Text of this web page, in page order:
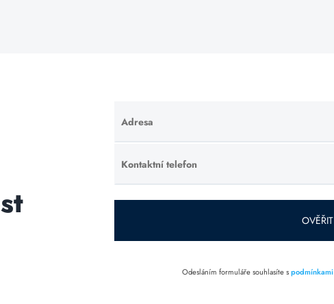
Adresa
Ponechte
toto pole
prázdné.
Kontaktní telefon
Ponechte
toto pole
prázdné.
OVĚŘIT
Odesláním formuláře souhlasíte spodmínkami